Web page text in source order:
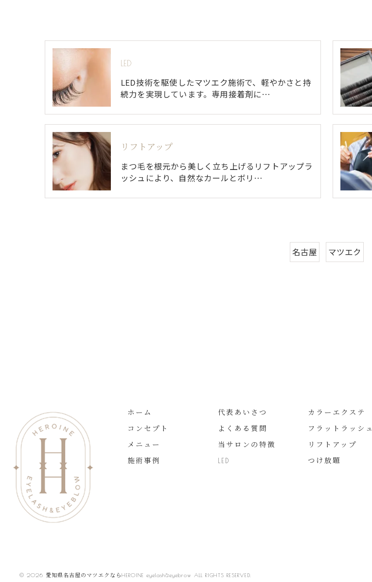
LED
LED技術を駆使したマツエク施術で、軽やかさと持
続力を実現しています。専用接着剤に…
リフトアップ
まつ毛を根元から美しく立ち上げるリフトアップラ
ッシュにより、自然なカールとボリ…
名古屋 マツエク
ホーム
コンセプト
メニュー
施術事例
代表あいさつ
よくある質問
当サロンの特徴
LED
カラーエクステ
フラットラッシュ
リフトアップ
つけ放題
© 2026 愛知県名古屋のマツエクならHEROINE eyelash&eyebrow ALL RIGHTS RESERVED.